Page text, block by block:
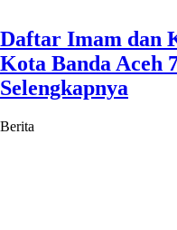
Daftar Imam dan
Kota Banda Aceh
Selengkapnya
Berita